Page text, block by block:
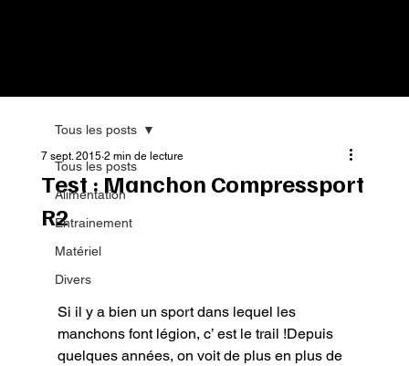
Tous les posts
Alimentation
Entrainement
Matériel
Divers
Tous les posts
Test : Manchon Compressport
R2
7 sept. 2015 2 min de lecture
Si il y a bien un sport dans lequel les
manchons font légion, c’ est le trail !Depuis
quelques années, on voit de plus en plus de